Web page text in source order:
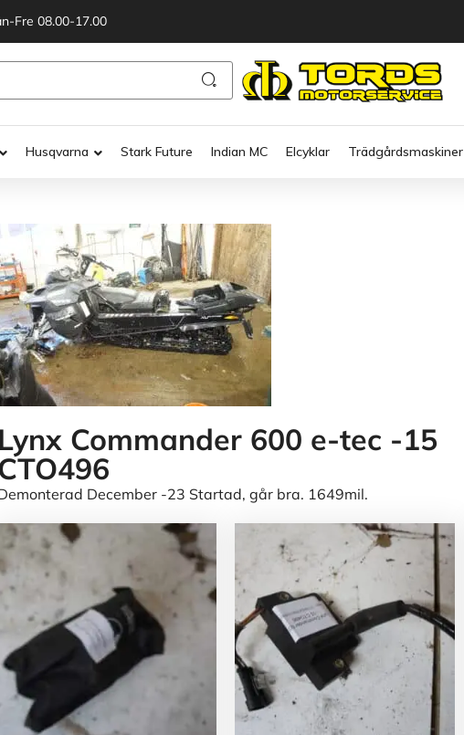
Fre 08.00-17.00
Husqvarna Stark Future Indian MC Elcyklar Trädgårdsmaskiner
Lynx Commander 600 e-tec -15
December -23 Startad, går bra. 1649mil.